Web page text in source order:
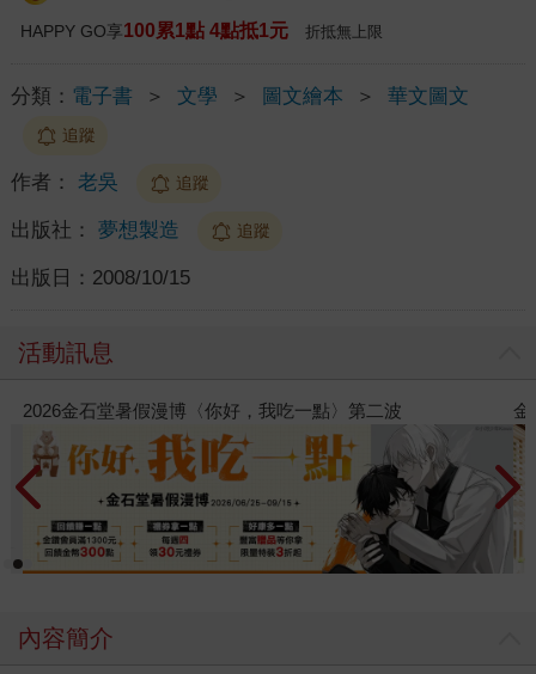
HAPPY GO享100累1點 4點抵1元 折抵無上限
分類： 電子書 ＞ 文學 ＞ 圖文繪本 ＞ 華文圖文
追蹤
作者： 老吳 追蹤
出版社： 夢想製造 追蹤
出版日： 2008/10/15
活動訊息
金石堂2026海外優惠：電子書
內容簡介